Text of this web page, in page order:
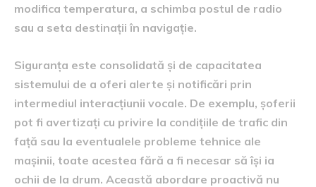
modifica temperatura, a schimba postul de radio
sau a seta destinații în navigație.
Siguranța este consolidată și de capacitatea
sistemului de a oferi alerte și notificări prin
intermediul interacțiunii vocale. De exemplu, șoferii
pot fi avertizați cu privire la condițiile de trafic din
față sau la eventualele probleme tehnice ale
mașinii, toate acestea fără a fi necesar să își ia
ochii de la drum. Această abordare proactivă nu